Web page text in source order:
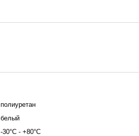
полиуретан
белый
-30°C - +80°C